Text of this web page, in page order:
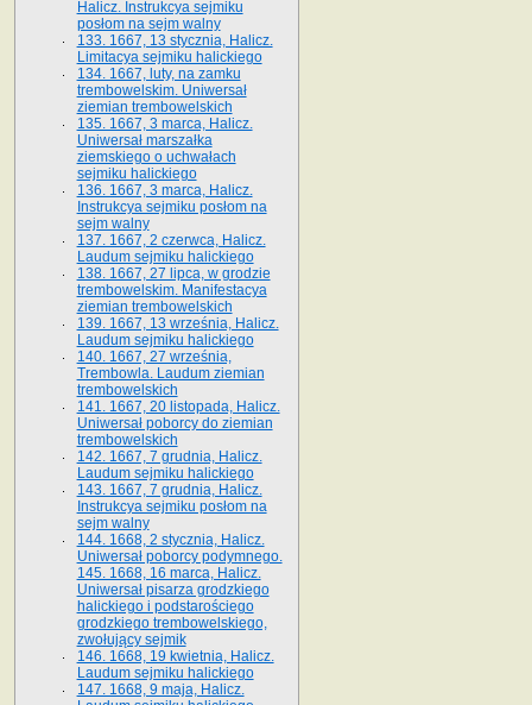
Halicz. Instrukcya sejmiku
posłom na sejm walny
133. 1667, 13 stycznia, Halicz.
Limitacya sejmiku halickiego
134. 1667, luty, na zamku
trembowelskim. Uniwersał
ziemian trembowelskich
135. 1667, 3 marca, Halicz.
Uniwersał marszałka
ziemskiego o uchwałach
sejmiku halickiego
136. 1667, 3 marca, Halicz.
Instrukcya sejmiku posłom na
sejm walny
137. 1667, 2 czerwca, Halicz.
Laudum sejmiku halickiego
138. 1667, 27 lipca, w grodzie
trembowelskim. Manifestacya
ziemian trembowelskich
139. 1667, 13 września, Halicz.
Laudum sejmiku halickiego
140. 1667, 27 września,
Trembowla. Laudum ziemian
trembowelskich
141. 1667, 20 listopada, Halicz.
Uniwersał poborcy do ziemian
trembowelskich
142. 1667, 7 grudnia, Halicz.
Laudum sejmiku halickiego
143. 1667, 7 grudnia, Halicz.
Instrukcya sejmiku posłom na
sejm walny
144. 1668, 2 stycznia, Halicz.
Uniwersał poborcy podymnego.
145. 1668, 16 marca, Halicz.
Uniwersał pisarza grodzkiego
halickiego i podstarościego
grodzkiego trembowelskiego,
zwołujący sejmik
146. 1668, 19 kwietnia, Halicz.
Laudum sejmiku halickiego
147. 1668, 9 maja, Halicz.